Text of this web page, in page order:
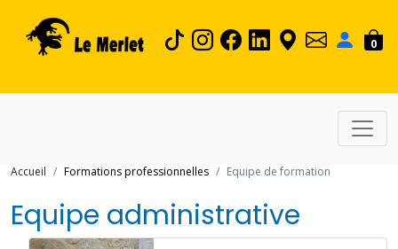
0
Accueil Formations professionnelles Equipe de formation
Equipe administrative